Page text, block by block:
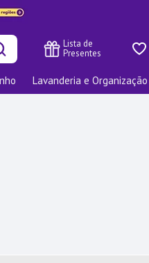
Lista de
Presentes
Lavanderia e Organização